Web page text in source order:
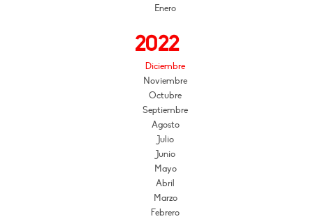
Enero
2022
Diciembre
Noviembre
Octubre
Septiembre
Agosto
Julio
Junio
Mayo
Abril
Marzo
Febrero